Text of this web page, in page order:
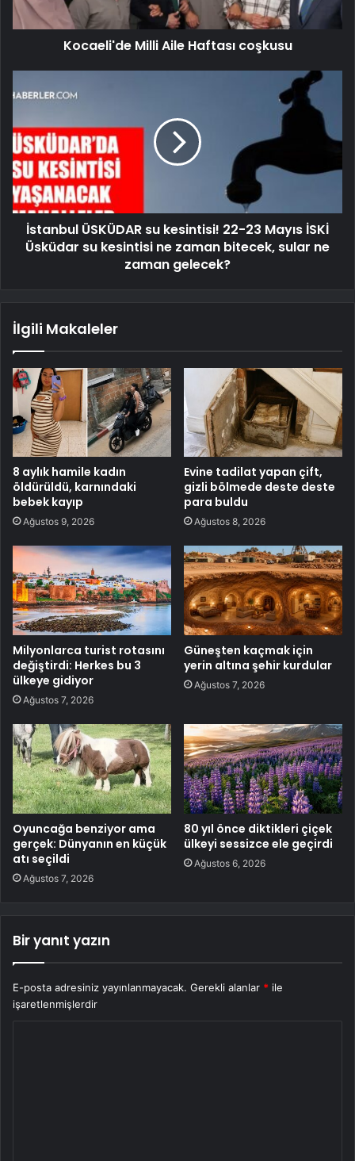
Kocaeli'de Milli Aile Haftası coşkusu
İstanbul ÜSKÜDAR su kesintisi! 22-23 Mayıs İSKİ
Üsküdar su kesintisi ne zaman bitecek, sular ne
zaman gelecek?
İlgili Makaleler
8 aylık hamile kadın
öldürüldü, karnındaki
bebek kayıp
Ağustos 9, 2026
Evine tadilat yapan çift,
gizli bölmede deste deste
para buldu
Ağustos 8, 2026
Milyonlarca turist rotasını
değiştirdi: Herkes bu 3
ülkeye gidiyor
Ağustos 7, 2026
Güneşten kaçmak için
yerin altına şehir kurdular
Ağustos 7, 2026
Oyuncağa benziyor ama
gerçek: Dünyanın en küçük
atı seçildi
Ağustos 7, 2026
80 yıl önce diktikleri çiçek
ülkeyi sessizce ele geçirdi
Ağustos 6, 2026
Bir yanıt yazın
E-posta adresiniz yayınlanmayacak. Gerekli alanlar * ile
işaretlenmişlerdir